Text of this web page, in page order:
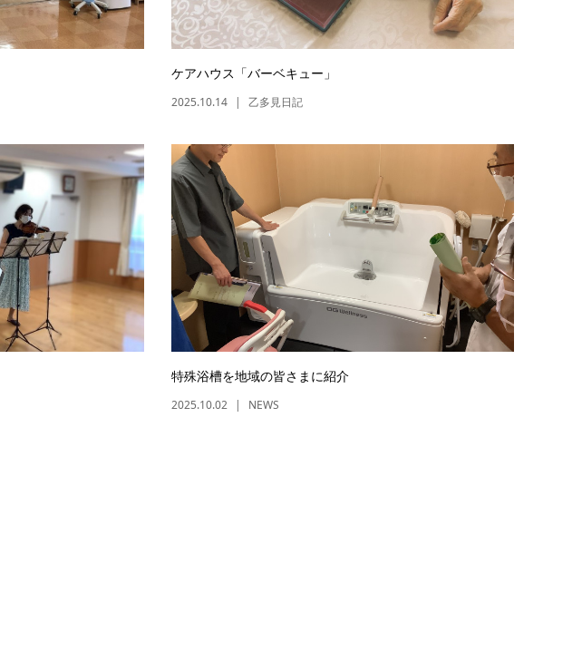
ケアハウス「バーベキュー」
2025.10.14 乙多見日記
特殊浴槽を地域の皆さまに紹介
2025.10.02 NEWS